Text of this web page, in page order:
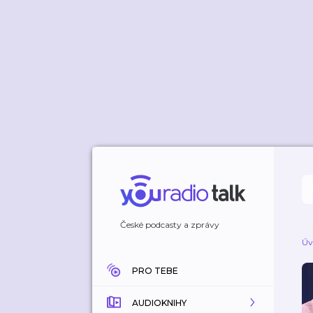
České podcasty a zprávy
PRO TEBE
AUDIOKNIHY